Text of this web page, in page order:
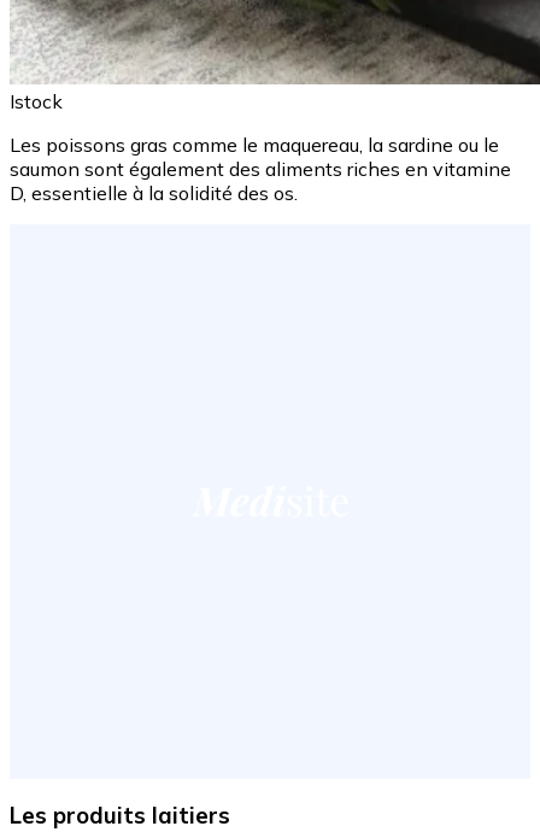
Istock
Les poissons gras comme le maquereau, la sardine ou le
saumon sont également des aliments riches en vitamine
D, essentielle à la solidité des os.
Les produits laitiers